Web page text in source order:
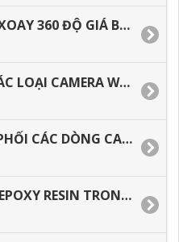
CAMERA WIFI XOAY 360 ĐỘ GIÁ BAO NHIÊU TIỀN, ĐỊA CHỈ MUA GIÁ RẺ TẠI TP.HCM
PHÂN PHỐI CÁC LOẠI CAMERA WIFI AN NINH XOAY 360 ĐỘ GIÁ RẺ.
ĐẠI LÝ PHÂN PHỐI CÁC DÒNG CAMERA WIFI GIÁ RẺ TẠI TP.HCM­­
NƠI BÁN KEO EPOXY RESIN TRONG SUỐT LÀM ĐỒ HANDMADE